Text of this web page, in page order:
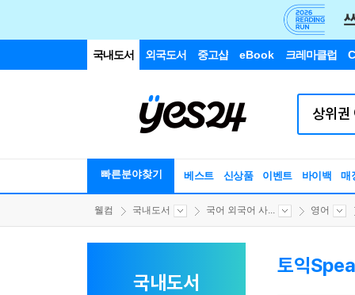
국내도서 외국도서 중고샵 eBook 크레마클럽
빠른분야찾기 베스트 신상품 이벤트 바이백 매
웰컴 국내도서 국어 외국어 사... 영어
국내도서
토익